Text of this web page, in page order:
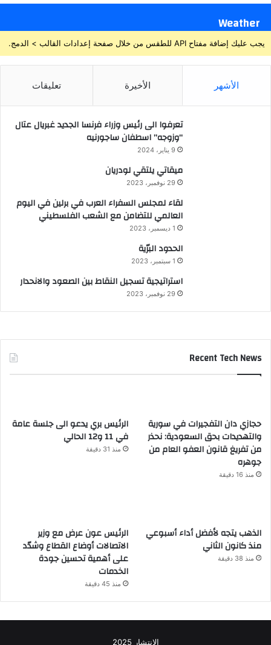
Weather
يجب عليك إضافة مفتاح API للطقس من خلال صفحة إعدادات القالب > الدمج.
الأشهر الأخيرة تعليقات
تعرفوا الى رئيس وزراء فرنسا الجديد غبريال عتال
“وزوجه” اسطفان ساجورنيه
9 يناير، 2024
ميقاتي يلتقي لودريان
29 نوفمبر، 2023
لقاء لمجلس السفراء العرب في برلين في اليوم
العالمي للتضامن مع الشعب الفلسطيني
1 ديسمبر، 2023
الحدود البرّية
1 سبتمبر، 2023
استراتيجية تسجيل النقاط بين الصعود والانحدار
29 نوفمبر، 2023
Recent Tech News
حجازي دان التفجيرات في سورية
والتهديدات بحق السعودية: نحذر
من تفريغ قانون العفو العام من
جوهره
منذ 16 دقيقة
الرئيس بري يدعو الى جلسة عامة
في 11 و12 الحالي
منذ 31 دقيقة
الذهب يتجه لأفضل أداء أسبوعي
منذ كانون الثاني
منذ 38 دقيقة
الرئيس عون عرض مع وزير
الاتصالات أوضاع القطاع وشدّد
على أهمية تحسين جودة
الخدمات
منذ 45 دقيقة
الانتشار 2025